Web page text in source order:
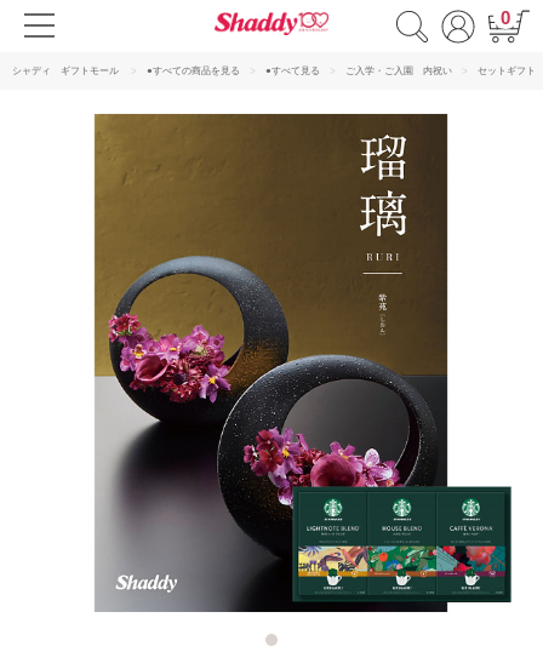
0
シャディ ギフトモール ●すべての商品を見る ●すべて見る ご入学・ご入園 内祝い セットギフト